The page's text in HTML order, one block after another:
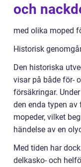
och
med olika moped
Historisk
Den historiska
visar på både för-
försäkringar.
den enda typen
mopeder, vilket
händelse av en
Med tiden har
delkasko- och